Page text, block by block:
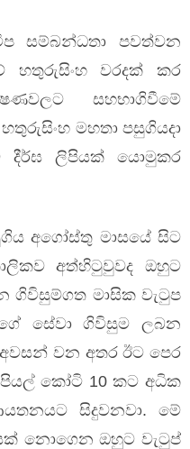
සම්බන්ධතා පවත්වන
හතුරුසිංහ වරදක් කර
සහභාගිවීමේ
මහතා පසුගියදා
දීර්ඝ ලිපියක් යොමුකර
අගෝස්තු මාසයේ සිට
අත්හිටුවුවද ඔහුට
ගිවිසුම්ගත මාසික වැටුප
සේවා ගිවිසුම ලබන
අවසන් වන අතර ඊට පෙර
කෝටි 10 කට අධික
සිදුවනවා. මේ
නොගෙන ඔහුට වැටුප්